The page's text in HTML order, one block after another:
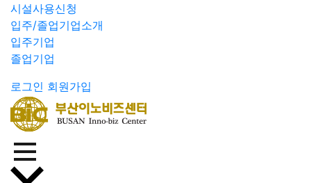
시설사용신청
입주/졸업기업소개
입주기업
졸업기업
로그인 회원가입